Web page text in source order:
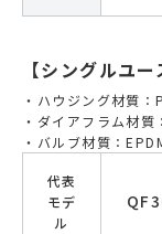
【シングルユー
ハウジング材質：
ダイアフラム材質
バルブ材質：
代表
モデ
ル